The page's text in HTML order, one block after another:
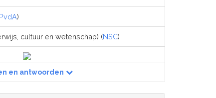
)
cultuur en wetenschap) (NSC)
en antwoorden